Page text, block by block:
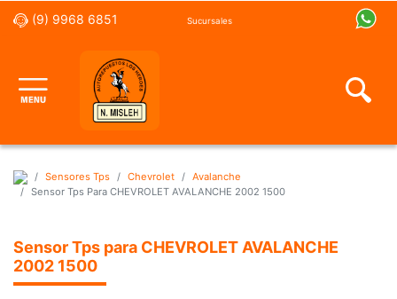
(9) 9968 6851 Sucursales
Sensores Tps Chevrolet
Avalanche
Sensor Tps Para CHEVROLET AVALANCHE 2002 1500
Sensor Tps para CHEVROLET AVALANCHE
2002 1500